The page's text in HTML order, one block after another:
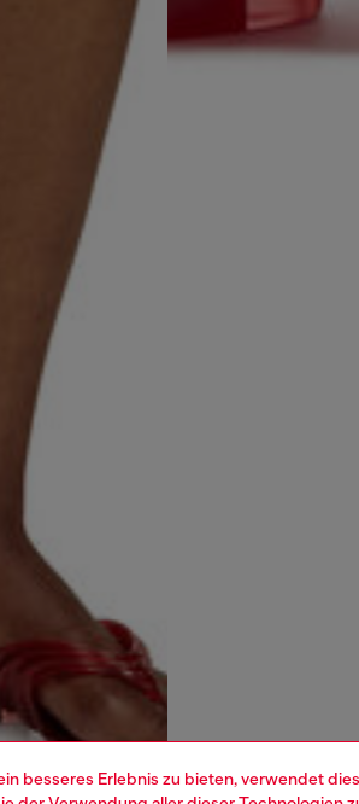
besseres Erlebnis zu bieten, verwendet